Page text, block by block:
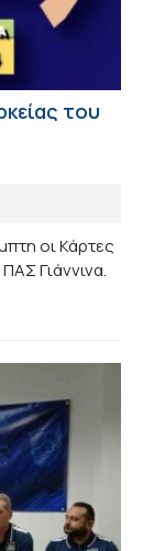
του
οι Κάρτες
Γιάννινα.